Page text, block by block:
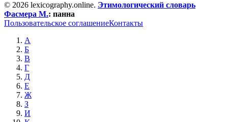
© 2026 lexicography.online. Этимологический словарь
Фасмера М.: панна
Пользовательское соглашениеКонтакты
А
Б
В
Г
Д
Е
Ж
З
И